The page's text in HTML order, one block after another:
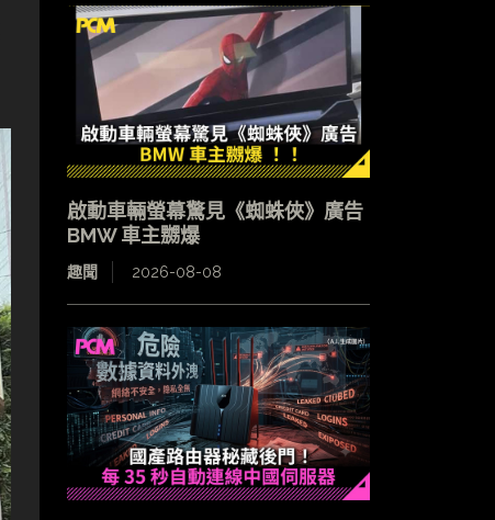
啟動車輛螢幕驚見《蜘蛛俠》廣告
BMW 車主嬲爆
趣聞 2026-08-08